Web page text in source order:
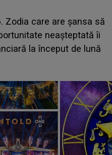
Zodia care are șansa să
neașteptată îi
la început de lună